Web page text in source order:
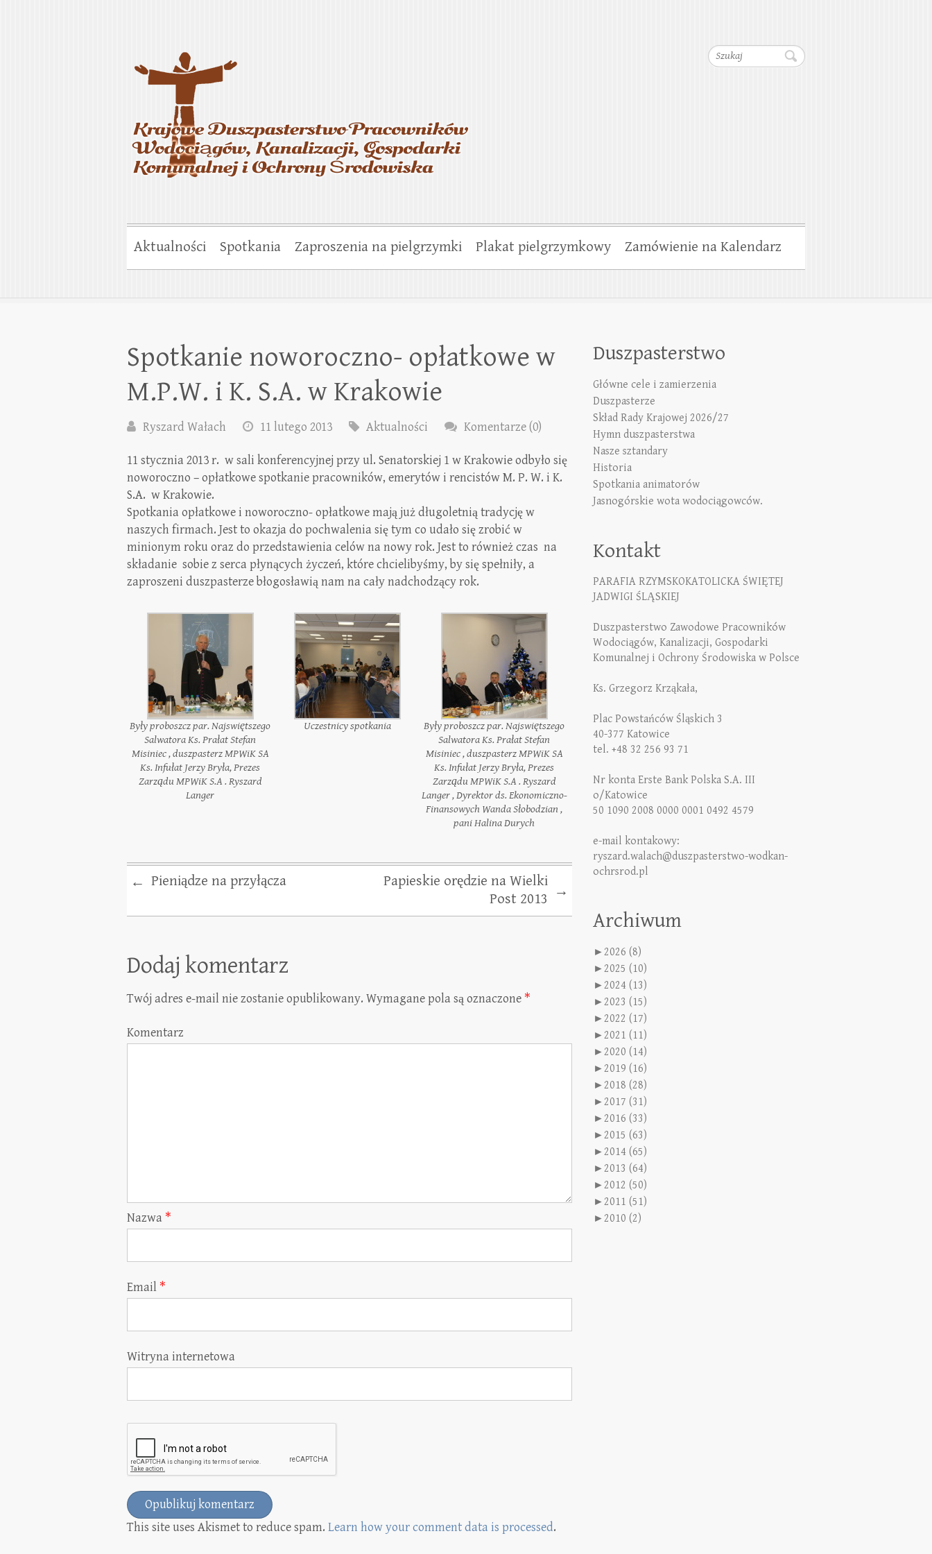
Szukaj
Krajowe Duszpasterstwo Pracowników Wodociągów, Kanalizacji,
Gospodarki Komunalnej i Ochrony Środowiska
Aktualności Spotkania Zaproszenia na pielgrzymki Plakat pielgrzymkowy Zamówienie na Kalendarz
Spotkanie noworoczno- opłatkowe w
M.P.W. i K. S.A. w Krakowie
Ryszard Wałach 11 lutego 2013 Aktualności Komentarze (0)
11 stycznia 2013 r. w sali konferencyjnej przy ul. Senatorskiej 1 w Krakowie odbyło się
noworoczno – opłatkowe spotkanie pracowników, emerytów i rencistów M. P. W. i K.
S.A. w Krakowie.
Spotkania opłatkowe i noworoczno- opłatkowe mają już długoletnią tradycję w
naszych firmach. Jest to okazja do pochwalenia się tym co udało się zrobić w
minionym roku oraz do przedstawienia celów na nowy rok. Jest to również czas na
składanie sobie z serca płynących życzeń, które chcielibyśmy, by się spełniły, a
zaproszeni duszpasterze błogosławią nam na cały nadchodzący rok.
Były proboszcz par. Najswiętszego
Salwatora Ks. Prałat Stefan
Misiniec , duszpasterz MPWiK SA
Ks. Infułat Jerzy Bryła, Prezes
Zarządu MPWiK S.A . Ryszard
Langer
Uczestnicy spotkania
Były proboszcz par. Najswiętszego
Salwatora Ks. Prałat Stefan
Misiniec , duszpasterz MPWiK SA
Ks. Infułat Jerzy Bryła, Prezes
Zarządu MPWiK S.A . Ryszard
Langer , Dyrektor ds. Ekonomiczno-
Finansowych Wanda Słobodzian ,
pani Halina Durych
← Pieniądze na przyłącza
Papieskie orędzie na Wielki
Post 2013
→
Dodaj komentarz
Twój adres e-mail nie zostanie opublikowany. Wymagane pola są oznaczone *
Komentarz
Nazwa *
Email *
Witryna internetowa
This site uses Akismet to reduce spam. Learn how your comment data is processed.
Duszpasterstwo
Główne cele i zamierzenia
Duszpasterze
Skład Rady Krajowej 2026/27
Hymn duszpasterstwa
Nasze sztandary
Historia
Spotkania animatorów
Jasnogórskie wota wodociągowców.
Kontakt
PARAFIA RZYMSKOKATOLICKA ŚWIĘTEJ
JADWIGI ŚLĄSKIEJ
Duszpasterstwo Zawodowe Pracowników
Wodociągów, Kanalizacji, Gospodarki
Komunalnej i Ochrony Środowiska w Polsce
Ks. Grzegorz Krząkała,
Plac Powstańców Śląskich 3
40-377 Katowice
tel. +48 32 256 93 71
Nr konta Erste Bank Polska S.A. III
o/Katowice
50 1090 2008 0000 0001 0492 4579
e-mail kontakowy:
ryszard.walach@duszpasterstwo-wodkan-
ochrsrod.pl
Archiwum
►2026 (8)
►2025 (10)
►2024 (13)
►2023 (15)
►2022 (17)
►2021 (11)
►2020 (14)
►2019 (16)
►2018 (28)
►2017 (31)
►2016 (33)
►2015 (63)
►2014 (65)
►2013 (64)
►2012 (50)
►2011 (51)
►2010 (2)